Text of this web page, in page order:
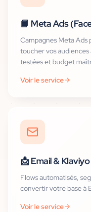
📘 Meta Ads
Campagnes Meta Ads
toucher vos
testées et budget
Voir le service
📩Email & Klaviyo
Flows automatisés,
convertir votre base à
Voir le service